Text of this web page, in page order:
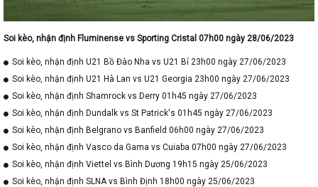
Soi kèo, nhận định Fluminense vs Sporting Cristal 07h00 ngày 28/06/2023
Soi kèo, nhận định U21 Bồ Đào Nha vs U21 Bỉ 23h00 ngày 27/06/2023
Soi kèo, nhận định U21 Hà Lan vs U21 Georgia 23h00 ngày 27/06/2023
Soi kèo, nhận định Shamrock vs Derry 01h45 ngày 27/06/2023
Soi kèo, nhận định Dundalk vs St Patrick's 01h45 ngày 27/06/2023
Soi kèo, nhận định Belgrano vs Banfield 06h00 ngày 27/06/2023
Soi kèo, nhận định Vasco da Gama vs Cuiaba 07h00 ngày 27/06/2023
Soi kèo, nhận định Viettel vs Bình Dương 19h15 ngày 25/06/2023
Soi kèo, nhận định SLNA vs Bình Định 18h00 ngày 25/06/2023